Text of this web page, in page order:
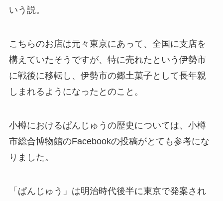
いう説。
こちらのお店は元々東京にあって、全国に支店を
構えていたそうですが、特に売れたという伊勢市
に戦後に移転し、伊勢市の郷土菓子として長年親
しまれるようになったとのこと。
小樽におけるぱんじゅうの歴史については、小樽
市総合博物館のFacebookの投稿がとても参考にな
りました。
「ぱんじゅう」は明治時代後半に東京で発案され